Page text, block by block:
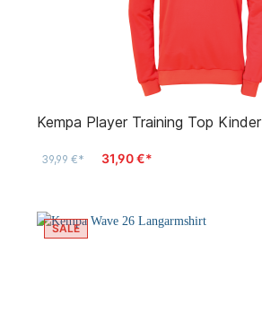
Kempa Player Training Top Kinder
39,99 €* 31,90 €*
SALE